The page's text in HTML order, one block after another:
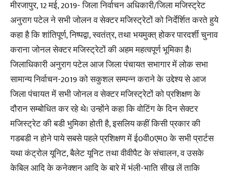
मीरजापुर, 12 मई, 2019- जिला निर्वाचन अधिकारी/जिला मजिस्ट्रेट
अनुराग पटेल ने सभी जोलन व सेक्टर मजिस्ट्रेटों को निर्देर्शित करते हुये
कहा है कि शांतिपूर्ण, निष्पद्वा, स्वतंत्र, तथा भयमुक्त् होकर पारदर्शी चुनाव
कराना जोनल सेक्टर मजिस्ट्रेटों की अहम महत्वपूर्ण भूमिका है।
जिलाधिकारी अनुराग पटेल आज जिला पंचायत सभागार में लोक सभा
सामान्य निर्वाचन-2019 को सकुशल सम्पन्न कराने के उद्देश्य से आज
जिला पंचायत में सभी जोनल व सेक्टर मजिस्ट्रेटों को प्रशिक्षण के
दौरान सम्बोधित कर रहे थे। उन्होंने कहा कि वोटिंग के दिन सेक्टर
मजिस्ट्रेट की बडी भुमिका होती है, इसलिय कहीं किसी प्रकार की
गडबडी न होने पाये सबसे पहले प्रशिक्षण में ई0वी0एम0 के सभी प्रार्टस
यथा कंट्रोल यूनिट, बैलेट यूनिट तथा वीवीपैट के संचालन, व उसके
केबिल आदि के कनेक्शन आदि के बारे में भंली-भाति सीख लें ताकि